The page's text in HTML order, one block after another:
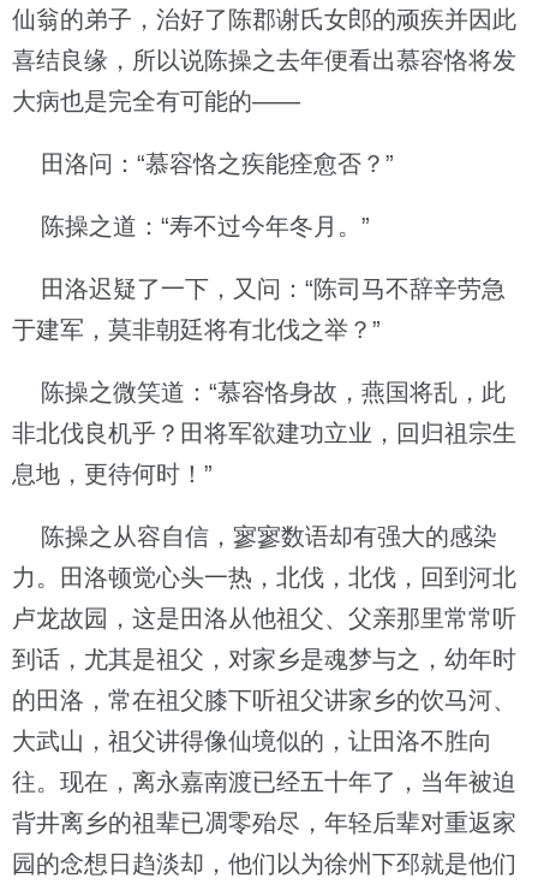
仙翁的弟子，治好了陈郡谢氏女郎的顽疾并因此
喜结良缘，所以说陈操之去年便看出慕容恪将发
大病也是完全有可能的——
田洛问：“慕容恪之疾能痊愈否？”
陈操之道：“寿不过今年冬月。”
田洛迟疑了一下，又问：“陈司马不辞辛劳急
于建军，莫非朝廷将有北伐之举？”
陈操之微笑道：“慕容恪身故，燕国将乱，此
非北伐良机乎？田将军欲建功立业，回归祖宗生
息地，更待何时！”
陈操之从容自信，寥寥数语却有强大的感染
力。田洛顿觉心头一热，北伐，北伐，回到河北
卢龙故园，这是田洛从他祖父、父亲那里常常听
到话，尤其是祖父，对家乡是魂梦与之，幼年时
的田洛，常在祖父膝下听祖父讲家乡的饮马河、
大武山，祖父讲得像仙境似的，让田洛不胜向
往。现在，离永嘉南渡已经五十年了，当年被迫
背井离乡的祖辈已凋零殆尽，年轻后辈对重返家
园的念想日趋淡却，他们以为徐州下邳就是他们